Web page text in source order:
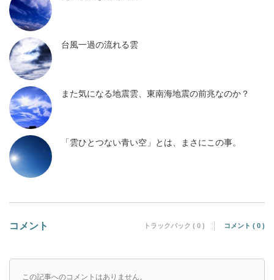
台風一過の流れる雲
また気になる地震雲、東南海地震の前兆なのか？
「雲ひとつない青い空」とは、まさにこの事。
コメント トラックバック ( 0 ) コメント ( 0 )
この記事へのコメントはありません。